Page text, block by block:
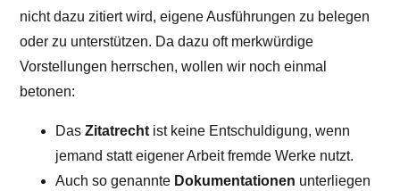
nicht dazu zitiert wird, eigene Ausführungen zu belegen
oder zu unterstützen. Da dazu oft merkwürdige
Vorstellungen herrschen, wollen wir noch einmal
betonen:
DasZitatrecht ist keine Entschuldigung, wenn
jemand statt eigener Arbeit fremde Werke nutzt.
Auch so genannte Dokumentationen unterliegen